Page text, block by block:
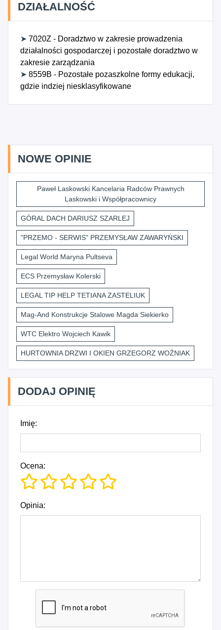
DZIAŁALNOŚĆ
➤ 7020Z - Doradztwo w zakresie prowadzenia
działalności gospodarczej i pozostałe doradztwo w
zakresie zarządzania
➤ 8559B - Pozostałe pozaszkolne formy edukacji,
gdzie indziej niesklasyfikowane
NOWE OPINIE
Paweł Laskowski Kancelaria Radców Prawnych
Laskowski i Współpracownicy
GÓRAL DACH DARIUSZ SZARLEJ
"PRZEMO - SERWIS" PRZEMYSŁAW ZAWARYŃSKI
Legal World Maryna Pultseva
ECS Przemysław Kolerski
LEGAL TIP HELP TETIANA ZASTELIUK
Mag-And Konstrukcje Stalowe Magda Siekierko
WTC Elektro Wojciech Kawik
HURTOWNIA DRZWI I OKIEN GRZEGORZ WOŹNIAK
DODAJ OPINIĘ
Imię:
Ocena:
Opinia: